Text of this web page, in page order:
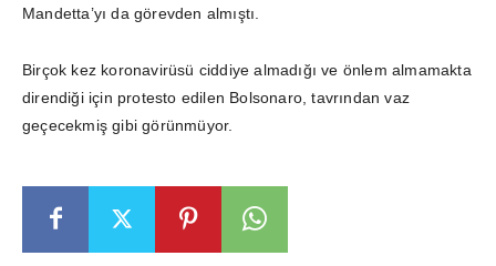
Mandetta’yı da görevden almıştı.
Birçok kez koronavirüsü ciddiye almadığı ve önlem almamakta
direndiği için protesto edilen Bolsonaro, tavrından vaz
geçecekmiş gibi görünmüyor.